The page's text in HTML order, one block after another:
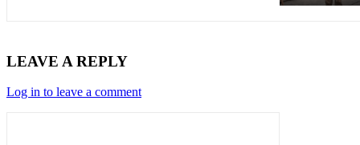
LEAVE A REPLY
Log in to leave a comment